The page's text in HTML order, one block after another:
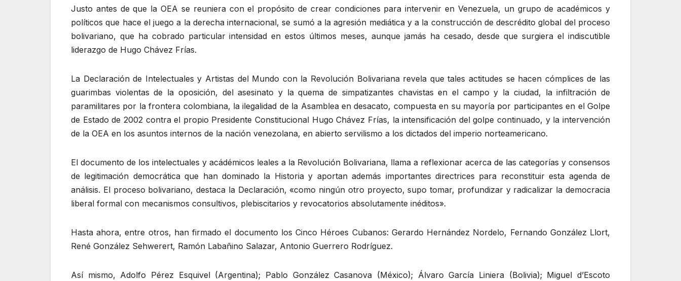
Justo antes de que la OEA se reuniera con el propósito de crear condiciones para intervenir en Venezuela, un grupo de académicos y
políticos que hace el juego a la derecha internacional, se sumó a la agresión mediática y a la construcción de descrédito global del proceso
bolivariano, que ha cobrado particular intensidad en estos últimos meses, aunque jamás ha cesado, desde que surgiera el indiscutible
liderazgo de Hugo Chávez Frías.
La Declaración de Intelectuales y Artistas del Mundo con la Revolución Bolivariana revela que tales actitudes se hacen cómplices de las
guarimbas violentas de la oposición, del asesinato y la quema de simpatizantes chavistas en el campo y la ciudad, la infiltración de
paramilitares por la frontera colombiana, la ilegalidad de la Asamblea en desacato, compuesta en su mayoría por participantes en el Golpe
de Estado de 2002 contra el propio Presidente Constitucional Hugo Chávez Frías, la intensificación del golpe continuado, y la intervención
de la OEA en los asuntos internos de la nación venezolana, en abierto servilismo a los dictados del imperio norteamericano.
El documento de los intelectuales y acádémicos leales a la Revolución Bolivariana, llama a reflexionar acerca de las categorías y consensos
de legitimación democrática que han dominado la Historia y aportan además importantes directrices para reconstituir esta agenda de
análisis. El proceso bolivariano, destaca la Declaración, «como ningún otro proyecto, supo tomar, profundizar y radicalizar la democracia
liberal formal con mecanismos consultivos, plebiscitarios y revocatorios absolutamente inéditos».
Hasta ahora, entre otros, han firmado el documento los Cinco Héroes Cubanos: Gerardo Hernández Nordelo, Fernando González Llort,
René González Sehwerert, Ramón Labañino Salazar, Antonio Guerrero Rodríguez.
Así mismo, Adolfo Pérez Esquivel (Argentina); Pablo González Casanova (México); Álvaro García Liniera (Bolivia); Miguel d’Escoto